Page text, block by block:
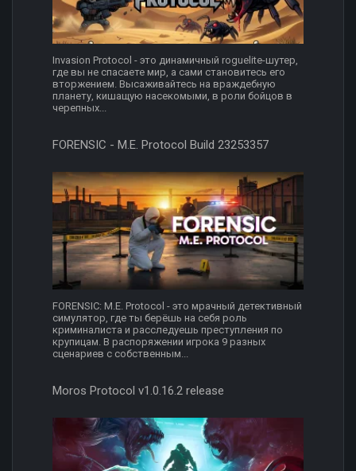
Invasion Protocol - это динамичный roguelite-шутер,
где вы не спасаете мир, а сами становитесь его
вторжением. Высаживайтесь на враждебную
планету, кишащую насекомыми, в роли бойцов в
черепных...
FORENSIC - M.E. Protocol Build 23253357
FORENSIC: M.E. Protocol - это мрачный детективный
симулятор, где ты берёшь на себя роль
криминалиста и расследуешь преступления по
крупицам. В распоряжении игрока 9 разных
сценариев с собственным...
Moros Protocol v1.0.16.2 release